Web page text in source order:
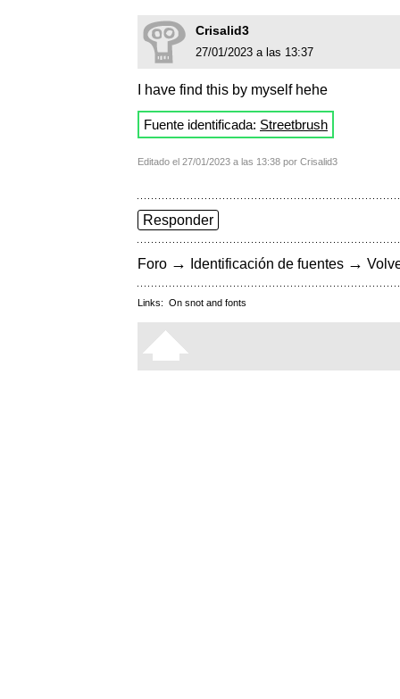
Crisalid3
27/01/2023 a las 13:37
I have find this by myself hehe
Fuente identificada: Streetbrush
Editado el 27/01/2023 a las 13:38 por Crisalid3
Responder
Foro → Identificación de fuentes →
Links: On snot and fonts